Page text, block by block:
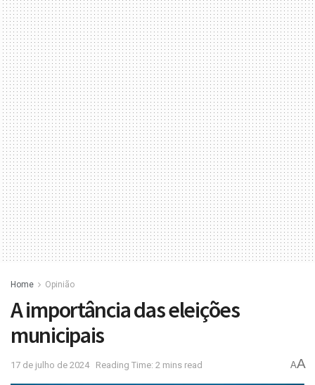
Home Opinião
A importância das eleições
municipais
17 de julho de 2024 Reading Time: 2 mins read AA